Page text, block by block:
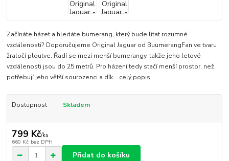
Začínáte házet a hledáte bumerang, který bude lítat rozumné
vzdálenosti? Doporučujeme Original Jaguar od BuumerangFan ve tvaru
žraločí ploutve. Řadí se mezi menší bumerangy, takže jeho letové
vzdálenosti jsou do 25 metrů. Pro házení tedy stačí menší prostor, než
potřebují jeho větší sourozenci a dík... celý popis
Dostupnost Skladem
799 Kč/ks
660 Kč bez DPH
Přidat do košíku